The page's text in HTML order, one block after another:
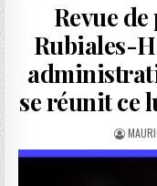
Revue
Rubiales-
se réunit ce